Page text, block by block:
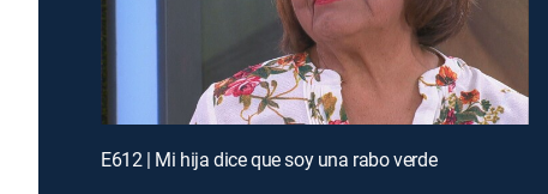
E612 | Mi hija dice que soy una rabo verde